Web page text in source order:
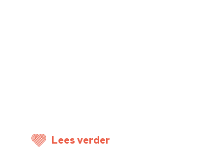
Lees verder